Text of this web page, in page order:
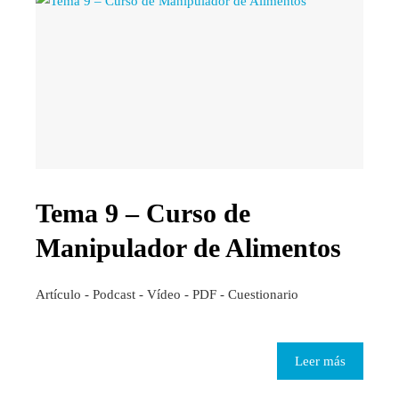
Tema 9 – Curso de
Manipulador de Alimentos
Artículo - Podcast - Vídeo - PDF - Cuestionario
Leer más